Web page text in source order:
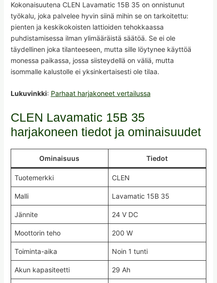
Kokonaisuutena CLEN Lavamatic 15B 35 on onnistunut
työkalu, joka palvelee hyvin siinä mihin se on tarkoitettu:
pienten ja keskikokoisten lattioiden tehokkaassa
puhdistamisessa ilman ylimääräistä säätöä. Se ei ole
täydellinen joka tilanteeseen, mutta sille löytynee käyttöä
monessa paikassa, jossa siisteydellä on väliä, mutta
isommalle kalustolle ei yksinkertaisesti ole tilaa.
Lukuvinkki: Parhaat harjakoneet vertailussa
CLEN Lavamatic 15B 35
harjakoneen tiedot ja ominaisuudet
Ominaisuus Tiedot
Tuotemerkki CLEN
Malli Lavamatic 15B 35
Jännite 24 V DC
Moottorin teho 200 W
Toiminta-aika Noin 1 tunti
Akun kapasiteetti 29 Ah